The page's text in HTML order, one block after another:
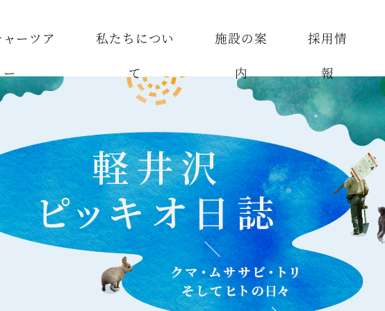
ーツア
ー
私たちについ
て
施設の案
内
採用情
報